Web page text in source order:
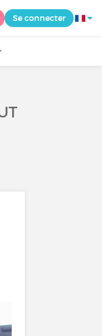
Se connecter